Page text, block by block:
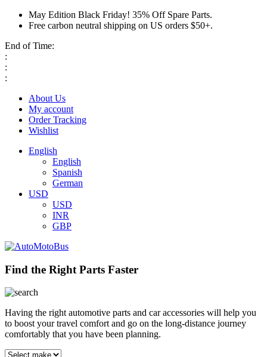
May Edition Black Friday! 35% Off Spare Parts.
Free carbon neutral shipping on US orders $50+.
End of Time:
:
:
:
About Us
My account
Order Tracking
Wishlist
English
English
Spanish
German
USD
USD
INR
GBP
Find the Right Parts Faster
Having the right automotive parts and car accessories will help you
to boost your travel comfort and go on the long-distance journey
comfortably that you have been planning.